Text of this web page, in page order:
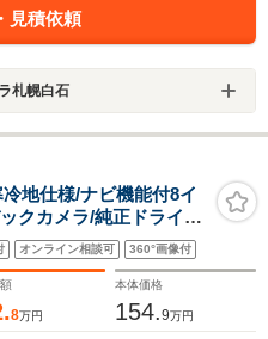
見積依頼
札幌白石
地仕様/ナビ機能付8イ
クカメラ/純正ドライブ
Bluetooth接続可/セーフ
トロール/禁煙車
オンライン相談可 360°画像付
8万円
本体価格
154.9万円